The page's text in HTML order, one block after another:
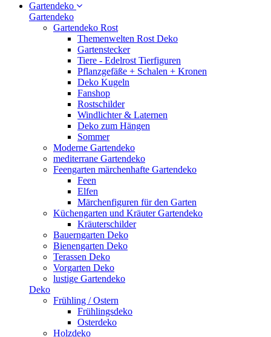
Gartendeko
Gartendeko
Gartendeko Rost
Themenwelten Rost Deko
Gartenstecker
Tiere - Edelrost Tierfiguren
Pflanzgefäße + Schalen + Kronen
Deko Kugeln
Fanshop
Rostschilder
Windlichter & Laternen
Deko zum Hängen
Sommer
Moderne Gartendeko
mediterrane Gartendeko
Feengarten märchenhafte Gartendeko
Feen
Elfen
Märchenfiguren für den Garten
Küchengarten und Kräuter Gartendeko
Kräuterschilder
Bauerngarten Deko
Bienengarten Deko
Terassen Deko
Vorgarten Deko
lustige Gartendeko
Deko
Frühling / Ostern
Frühlingsdeko
Osterdeko
Holzdeko